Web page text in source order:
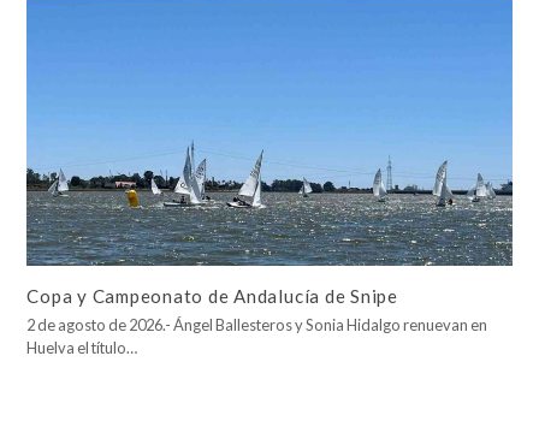
Copa y Campeonato de Andalucía de Snipe
2 de agosto de 2026.- Ángel Ballesteros y Sonia Hidalgo renuevan en
Huelva el título…